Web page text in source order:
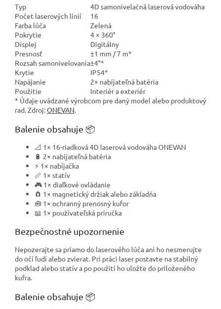
Typ
4D samonivelačná laserová vodováha
Počet laserových línií
16
Farba lúča
Zelená
Pokrytie
4 × 360°
Displej
Digitálny
Presnosť
±1 mm / 7 m*
Rozsah samonivelovania±4°*
Krytie
IP54*
Napájanie
2× nabíjateľná batéria
Použitie
Interiér a exteriér
* Údaje uvádzané výrobcom pre daný model alebo produktový
rad. Zdroj:ONEVAN.
Balenie obsahuje 📦
📐 1× 16-riadková 4D laserová vodováha ONEVAN
🔋 2× nabíjateľná batéria
⚡ 1× nabíjačka
📏 1× statív
🎮 1× diaľkové ovládanie
🧲 1× magnetický držiak alebo základňa
🧰 1× ochranný prenosný kufor
📖 1× používateľská príručka
Bezpečnostné upozornenie
Nepozerajte sa priamo do laserového lúča ani ho nesmerujte
do očí ľudí alebo zvierat. Pri práci laser postavte na stabilný
podklad alebo statív a po použití ho uložte do priloženého
kufra.
Balenie obsahuje 📦